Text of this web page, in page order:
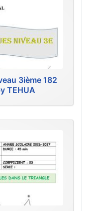
3ième 182
TEHUA